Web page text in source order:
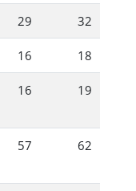
29 32
16 18
16 19
57 62